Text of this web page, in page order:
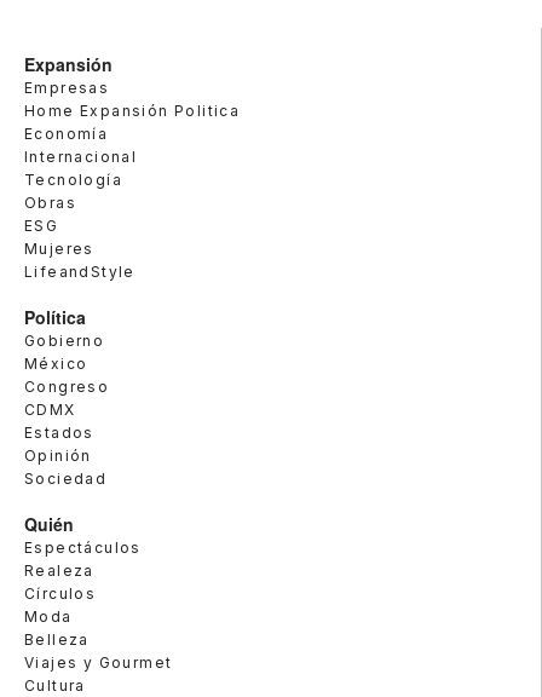
Expansión
Empresas
Home Expansión Politica
Economía
Internacional
Tecnología
Obras
ESG
Mujeres
LifeandStyle
Política
Gobierno
México
Congreso
CDMX
Estados
Opinión
Sociedad
Quién
Espectáculos
Realeza
Círculos
Moda
Belleza
Viajes y Gourmet
Cultura